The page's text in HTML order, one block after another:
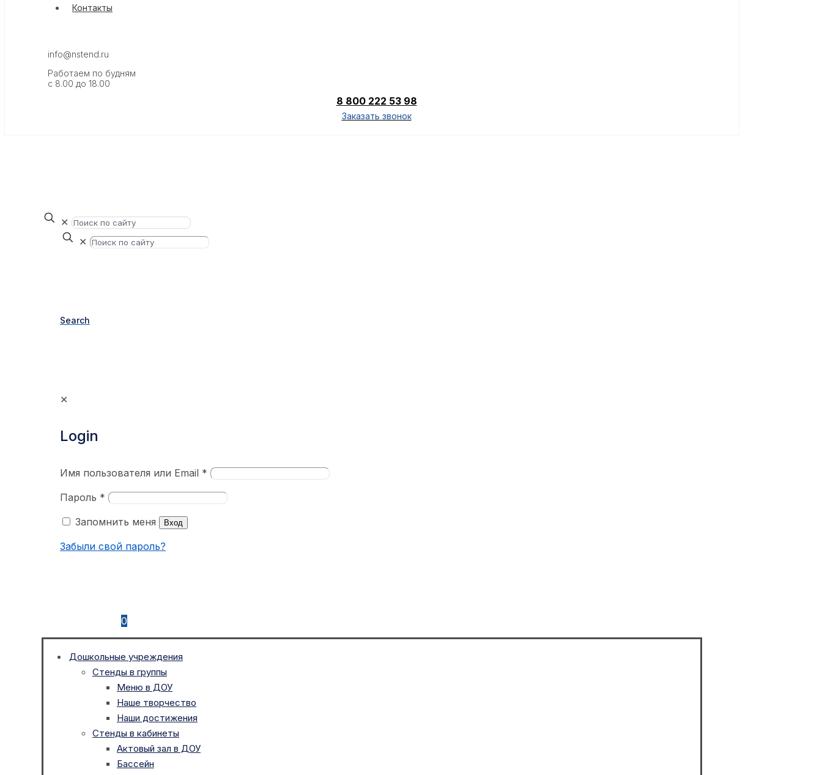
Контакты
info@nstend.ru
Работаем по будням
с 8.00 до 18.00
8 800 222 53 98
Заказать звонок
✕
✕
Search
✕
Login
Имя пользователя или Email *
Пароль *
Запомнить меня
Вход
Забыли свой пароль?
0
Дошкольные учреждения
Стенды в группы
Меню в ДОУ
Наше творчество
Наши достижения
Стенды в кабинеты
Актовый зал в ДОУ
Бассейн